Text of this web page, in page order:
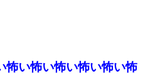
怖い怖い怖い怖い怖い怖